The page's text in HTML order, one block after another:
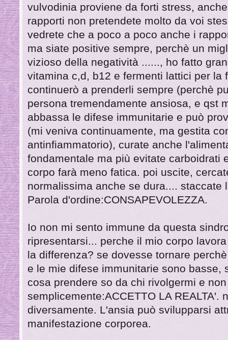
vulvodinia proviene da forti stress,
rapporti non pretendete molto da voi
vedrete che a poco a poco anche i
ma siate positive sempre, perchè un
vizioso della negatività ......, ho fatto
vitamina c,d, b12 e fermenti lattici per la
continuerò a prenderli sempre (perchè
persona tremendamente ansiosa, e qst
abbassa le difese immunitarie e può
(mi veniva continuamente, ma gestita
antinfiammatorio), curate anche
fondamentale ma più evitate carboidrati
corpo farà meno fatica. poi uscite,
normalissima anche se dura.... staccate
Parola d'ordine:CONSAPEVOLEZZA.
Io non mi sento immune da questa
ripresentarsi... perche il mio corpo
la differenza? se dovesse tornare
e le mie difese immunitarie sono basse,
cosa prendere so da chi rivolgermi e
semplicemente:ACCETTO LA REALTA'.
diversamente. L'ansia può svilupparsi
manifestazione corporea.